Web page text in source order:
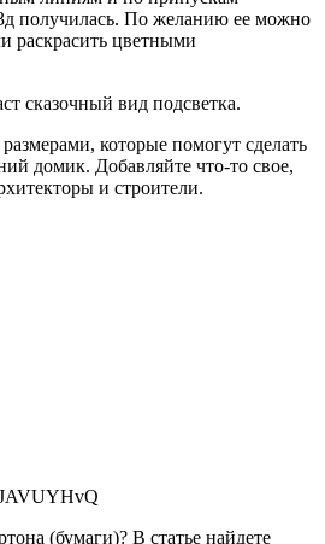
получилась. По желанию ее можно
раскрасить цветными
сказочный вид подсветка.
которые помогут сделать
домик. Добавляйте что-то свое,
и строители.
(бумаги)? В статье найдете